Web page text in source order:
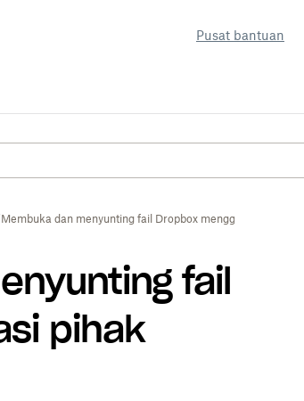
Pusat bantuan
Membuka dan menyunting fail Dropbox menggunakan
fail
pihak